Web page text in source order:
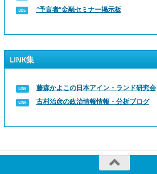
“予言者”金融セミナー掲示板
LINK集
藤森かよこの日本アイン・ランド研究会
古村治彦の政治情報情報・分析ブログ